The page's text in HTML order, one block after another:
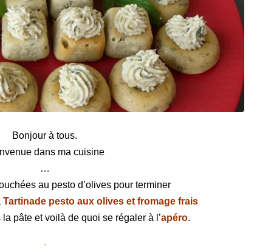
Bonjour à tous.
dans ma cuisine
…
au pesto d’olives pour terminer
Tartinade pesto aux olives et fromage frais
pâte et voilà de quoi se régaler à l’apéro.
.